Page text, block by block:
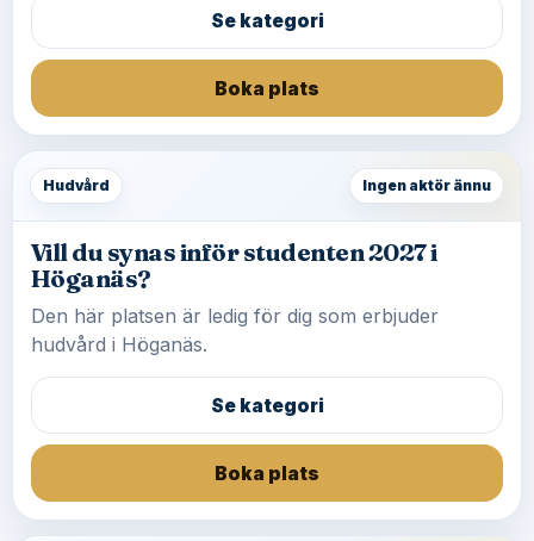
Se kategori
Boka plats
Hudvård Ingen aktör ännu
Vill du synas inför studenten 2027 i
Höganäs?
Den här platsen är ledig för dig som erbjuder
hudvård i Höganäs.
Se kategori
Boka plats